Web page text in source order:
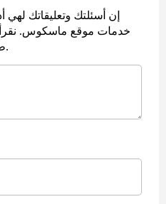
إن أسئلتك وتعليقاتك لهي
خدمات موقع ماسكوس. نقرأ
طلبكم في أسرع وقت ممكن.